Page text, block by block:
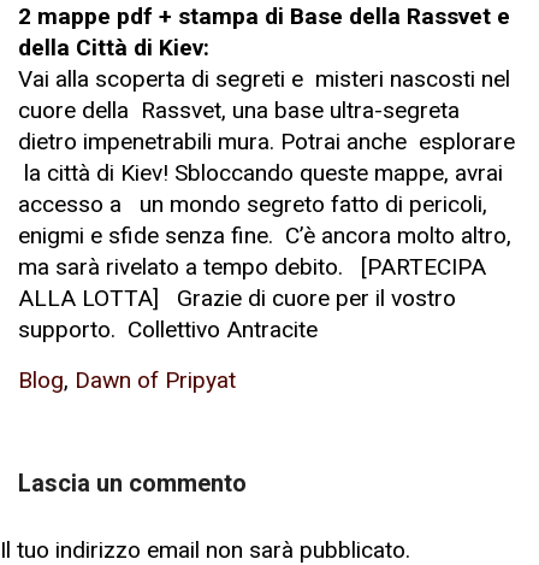
2 mappe pdf + stampa di Base della Rassvet e
della Città di Kiev:
Vai alla scoperta di segreti e misteri nascosti nel
cuore della Rassvet, una base ultra-segreta
dietro impenetrabili mura. Potrai anche esplorare
la città di Kiev! Sbloccando queste mappe, avrai
accesso a un mondo segreto fatto di pericoli,
enigmi e sfide senza fine. C’è ancora molto altro,
ma sarà rivelato a tempo debito. [PARTECIPA
ALLA LOTTA] Grazie di cuore per il vostro
supporto. Collettivo Antracite
Blog, Dawn of Pripyat
Lascia un commento
Il tuo indirizzo email non sarà pubblicato.